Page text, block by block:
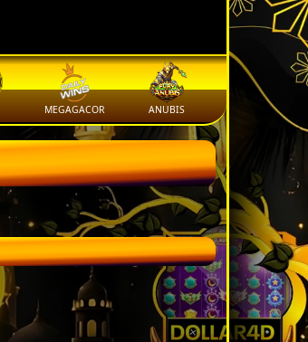
MEGAGACOR ANUBIS